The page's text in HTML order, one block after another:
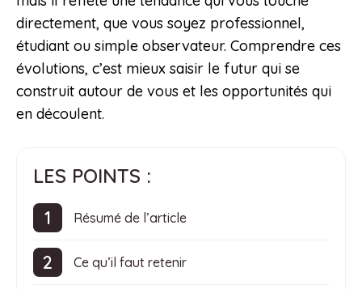
directement, que vous soyez professionnel,
étudiant ou simple observateur. Comprendre ces
évolutions, c’est mieux saisir le futur qui se
construit autour de vous et les opportunités qui
en découlent.
LES POINTS :
Résumé de l’article
Ce qu’il faut retenir